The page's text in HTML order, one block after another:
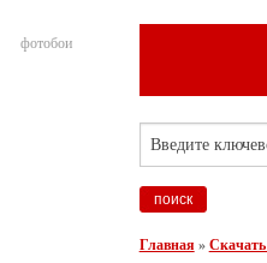
фотобои
Главная »